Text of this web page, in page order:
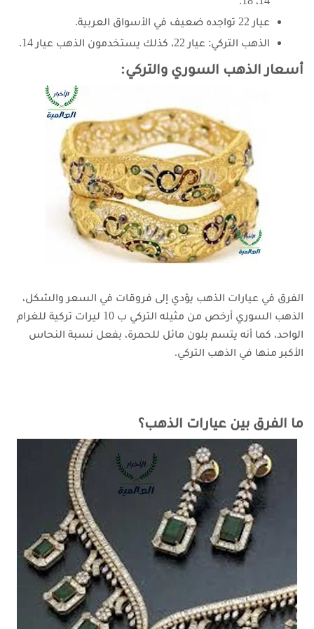
عيار 22 تواجده ضعيف في الأسواق العربية.
الذهب التركي: عيار 22، كذلك يستخدمون الذهب عيار 14.
أسعار الذهب السوري والتركي:
الفرق في عيارات الذهب يؤدي إلى فروقات في السعر والشكل،
الذهب السوري أرخص من مثيله التركي ب 10 ليرات تركية للغرام
الواحد، كما أنه يتسم بلون مائل للحمرة، بفعل نسبة النحاس
الأكبر منها في الذهب التركي.
ما الفرق بين عيارات الذهب؟